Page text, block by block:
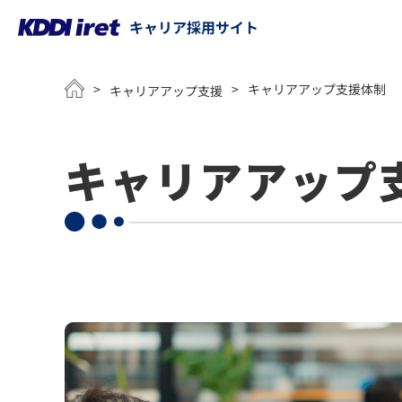
キャリア採用サイト
> キャリアアップ支援 > キャリアアップ支援体制
キャリアアップ